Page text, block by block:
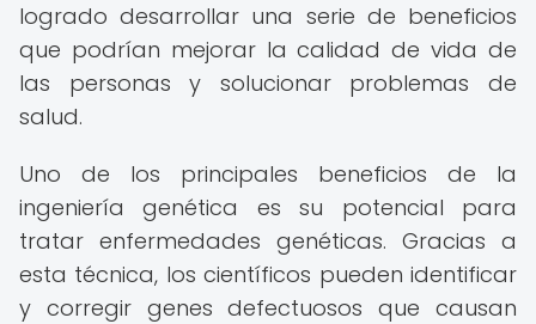
logrado desarrollar una serie de beneficios
que podrían mejorar la calidad de vida de
las personas y solucionar problemas de
salud.
Uno de los principales beneficios de la
ingeniería genética es su potencial para
tratar enfermedades genéticas. Gracias a
esta técnica, los científicos pueden identificar
y corregir genes defectuosos que causan